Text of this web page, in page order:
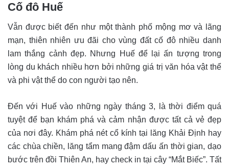
Cố đô Huế
Vẫn được biết đến như một thành phố mộng mơ và lãng
mạn, thiên nhiên ưu đãi cho vùng đất cố đô nhiều danh
lam thắng cảnh đẹp. Nhưng Huế để lại ấn tượng trong
lòng du khách nhiều hơn bởi những giá trị văn hóa vật thể
và phi vật thể do con người tạo nên.
Đến với Huế vào những ngày tháng 3, là thời điểm quá
tuyệt để bạn khám phá và cảm nhận được tất cả vẻ đẹp
của nơi đây. Khám phá nét cổ kính tại lăng Khải Định hay
các chùa chiền, lăng tẩm mang đậm dấu ấn thời gian, dạo
bước trên đồi Thiên An, hay check in tại cây “Mắt Biếc”. Tất